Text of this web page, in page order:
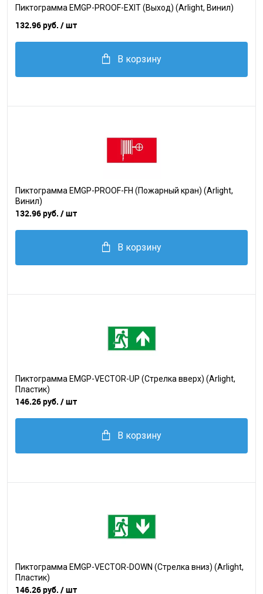
Пиктограмма EMGP-PROOF-EXIT (Выход) (Arlight, Винил)
132.96 руб. / шт
В корзину
Пиктограмма EMGP-PROOF-FH (Пожарный кран) (Arlight,
Винил)
132.96 руб. / шт
В корзину
Пиктограмма EMGP-VECTOR-UP (Стрелка вверх) (Arlight,
Пластик)
146.26 руб. / шт
В корзину
Пиктограмма EMGP-VECTOR-DOWN (Стрелка вниз) (Arlight,
Пластик)
146.26 руб. / шт